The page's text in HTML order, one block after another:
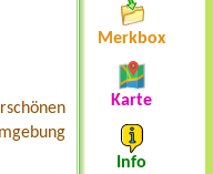
Merkbox
Karte
Info